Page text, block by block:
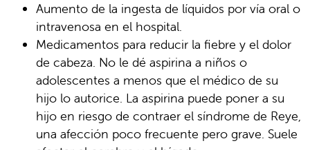
Aumento de la ingesta de líquidos por vía oral o
intravenosa en el hospital.
Medicamentos para reducir la fiebre y el dolor
de cabeza. No le dé aspirina a niños o
adolescentes a menos que el médico de su
hijo lo autorice. La aspirina puede poner a su
hijo en riesgo de contraer el síndrome de Reye,
una afección poco frecuente pero grave. Suele